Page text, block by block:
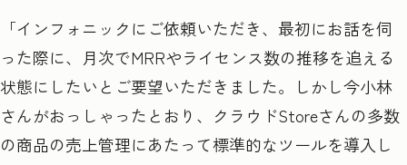
「インフォニックにご依頼いただき、最初にお話を伺
った際に、月次でMRRやライセンス数の推移を追える
状態にしたいとご要望いただきました。しかし今小林
さんがおっしゃったとおり、クラウドStoreさんの多数
の商品の売上管理にあたって標準的なツールを導入し